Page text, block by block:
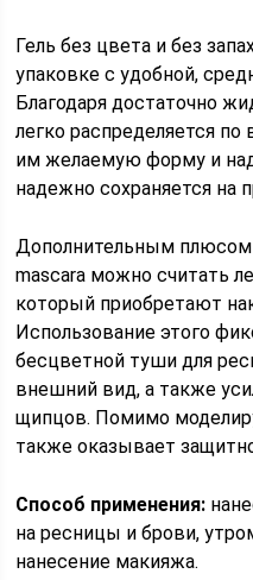
Гель без цвета и без
упаковке с удобной,
Благодаря достаточно
легко распределяется
им желаемую форму и
надежно сохраняется на
Дополнительным плюсом
mascara можно считать
который приобретают
Использование этого
бесцветной туши для
внешний вид, а также
щипцов. Помимо
также оказывает
Способ применения:
на ресницы и брови,
нанесение макияжа.